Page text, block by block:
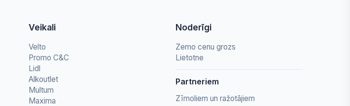
Veikali
Velto
Promo C&C
Lidl
Alkoutlet
Multum
Maxima
Noderīgi
Zemo cenu grozs
Lietotne
Partneriem
Zīmoliem un ražotājiem